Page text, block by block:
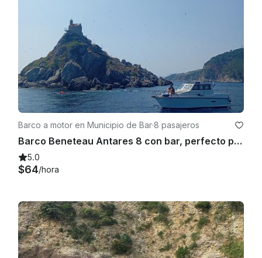
Barco a motor en Municipio de Bar·8 pasajeros
Barco Beneteau Antares 8 con bar, perfecto para parejas y familias
5.0
$64/hora